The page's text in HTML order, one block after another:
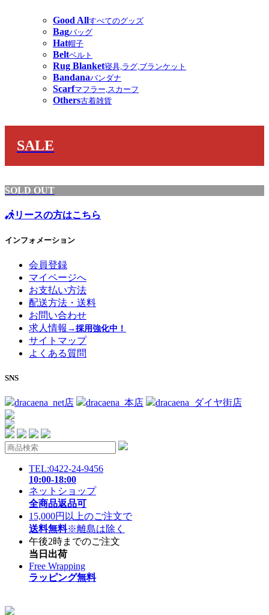
Good Allすべてのグッズ
Bagバッグ
Hat帽子
Beltベルト
Rug Blanket寝具,ラグ,ブランケット
Bandanaバンダナ
Scarfマフラー,スカーフ
Others古着雑貨
SALE
SOLD OUT
リースの方はこちら
インフォメーション
会員登録
マイページへ
お支払い方法
配送方法・送料
お問い合わせ
求人情報 →採用強化中！
サイトマップ
よくある質問
SNS
dracaena_net店 dracaena_本店 dracaena_ダイヤ街店
TEL:0422-24-9456
10:00-18:00
ネットショップ
全商品返品可
15,000円以上のご注文で
送料無料※離島は除く
午後2時までのご注文
当日出荷
Free Wrapping
ラッピング無料